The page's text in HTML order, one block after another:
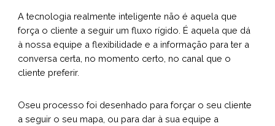
A tecnologia realmente inteligente não é aquela que
força o cliente a seguir um fluxo rígido. É aquela que dá
à nossa equipe a flexibilidade e a informação para ter a
conversa certa, no momento certo, no canal que o
cliente preferir.
Oseu processo foi desenhado para forçar o seu cliente
a seguir o seu mapa, ou para dar à sua equipe a